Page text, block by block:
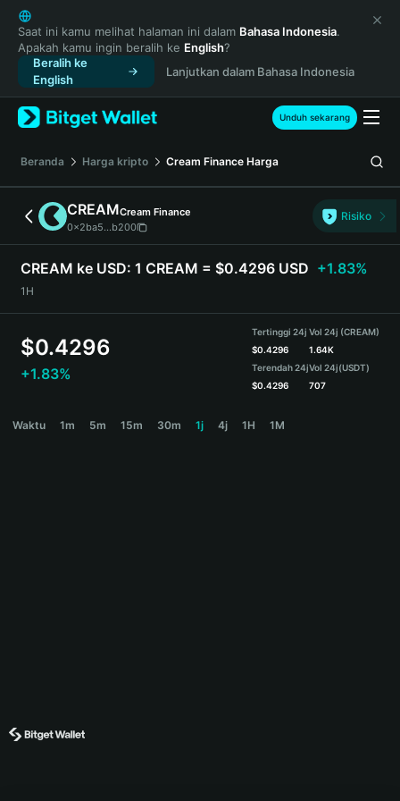
English
日本語
Tiếng Việt
Русский
Español (Latinoamérica)
Türkçe
Français
Deutsch
简体中文
繁體中文
Português (Portugal)
Bahasa Indonesia
ภาษาไทย
हिन्दी
Español
Português (Brasil)
Saat ini kamu melihat halaman ini dalam Bahasa Indonesia.
Apakah kamu ingin beralih ke English?
Beralih ke
English
Lanjutkan dalam Bahasa Indonesia
Unduh sekarang
Beranda Harga kripto Cream Finance Harga
CREAMCream Finance
0x2ba5...b200
Risiko
CREAM ke USD: 1 CREAM = $0.4296 USD +1.83%
1H
$0.4296
+1.83%
Tertinggi 24j
$0.4296
Terendah 24j
$0.4296
Vol 24j (CREAM)
1.64K
Vol 24j(USDT)
707
Waktu 1m 5m 15m 30m 1j 4j 1H 1M